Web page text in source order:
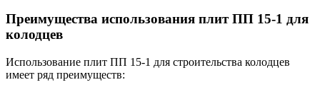
Преимущества использования плит ПП 15-1 для
колодцев
Использование плит ПП 15-1 для строительства колодцев
имеет ряд преимуществ: